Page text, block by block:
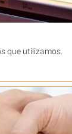
que utilizamos.